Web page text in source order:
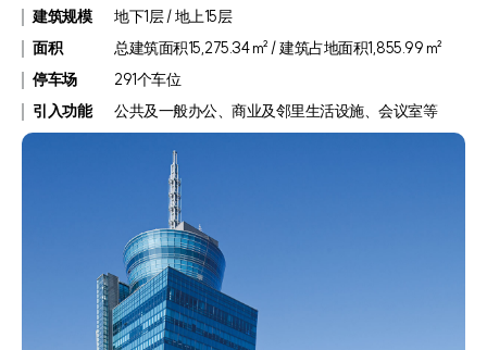
建筑规模 地下1层 / 地上15层
面积 总建筑面积15,275.34 m² / 建筑占地面积1,855.99 m²
停车场 291个车位
引入功能 公共及一般办公、商业及邻里生活设施、会议室等